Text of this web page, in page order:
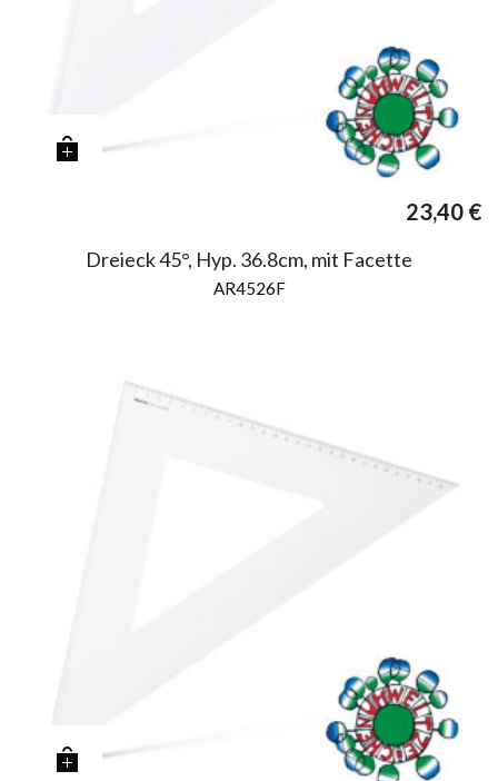
23,40 €
Dreieck 45°, Hyp. 36.8cm, mit Facette
AR4526F